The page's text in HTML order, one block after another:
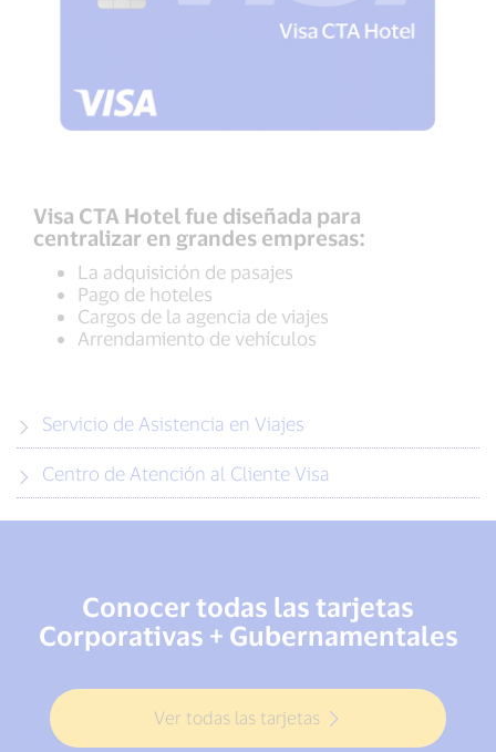
Visa CTA Hotel fue diseñada para
centralizar en grandes empresas:
La adquisición de pasajes
Pago de hoteles
Cargos de la agencia de viajes
Arrendamiento de vehículos
Servicio de Asistencia en Viajes
Centro de Atención al Cliente Visa
Conocer todas las tarjetas
Corporativas + Gubernamentales
Ver todas las tarjetas